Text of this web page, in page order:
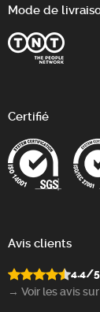
Mode de
Certifié
Avis clients
4.4/
→ Voir les avis